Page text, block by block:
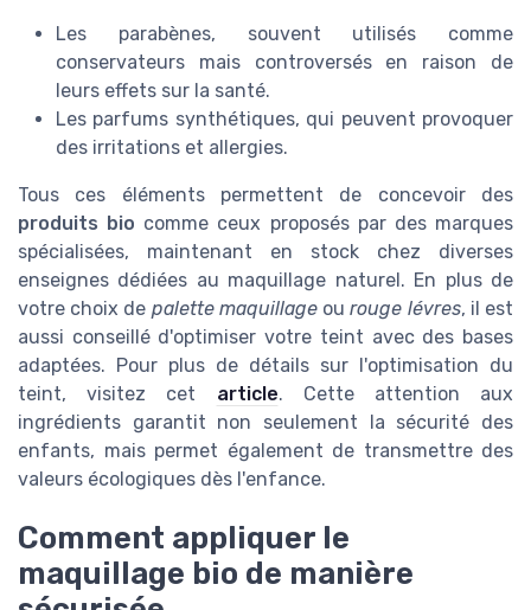
Les parabènes, souvent utilisés comme
conservateurs mais controversés en raison de
leurs effets sur la santé.
Les parfums synthétiques, qui peuvent provoquer
des irritations et allergies.
Tous ces éléments permettent de concevoir des
produits bio comme ceux proposés par des marques
spécialisées, maintenant en stock chez diverses
enseignes dédiées au maquillage naturel. En plus de
votre choix de palette maquillageourouge lévres, il est
aussi conseillé d'optimiser votre teint avec des bases
adaptées. Pour plus de détails sur l'optimisation du
teint, visitez cet article. Cette attention aux
ingrédients garantit non seulement la sécurité des
enfants, mais permet également de transmettre des
valeurs écologiques dès l'enfance.
Comment appliquer le
maquillage bio de manière